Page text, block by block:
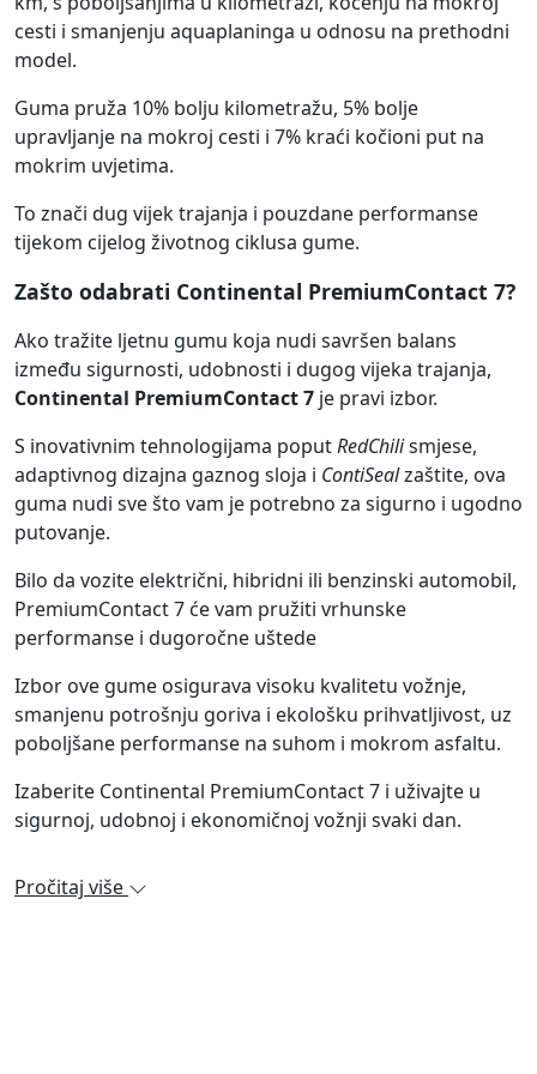
cesti i smanjenju aquaplaninga u odnosu na prethodni
model.
Guma pruža 10% bolju kilometražu, 5% bolje
upravljanje na mokroj cesti i 7% kraći kočioni put na
mokrim uvjetima.
To znači dug vijek trajanja i pouzdane performanse
tijekom cijelog životnog ciklusa gume.
Zašto odabrati Continental PremiumContact 7?
Ako tražite ljetnu gumu koja nudi savršen balans
između sigurnosti, udobnosti i dugog vijeka trajanja,
Continental PremiumContact 7 je pravi izbor.
S inovativnim tehnologijama poputRedChilismjese,
adaptivnog dizajna gaznog sloja i ContiSealzaštite, ova
guma nudi sve što vam je potrebno za sigurno i ugodno
putovanje.
Bilo da vozite električni, hibridni ili benzinski automobil,
PremiumContact 7 će vam pružiti vrhunske
performanse i dugoročne uštede
Izbor ove gume osigurava visoku kvalitetu vožnje,
smanjenu potrošnju goriva i ekološku prihvatljivost, uz
poboljšane performanse na suhom i mokrom asfaltu.
Izaberite Continental PremiumContact 7 i uživajte u
sigurnoj, udobnoj i ekonomičnoj vožnji svaki dan.
Pročitaj više